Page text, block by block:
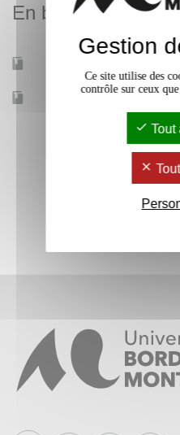
En bref
Gestion
Ce site utilise des
contrôle sur ceux
Tout